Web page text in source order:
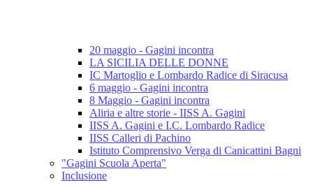
20 maggio - Gagini incontra
LA SICILIA DELLE DONNE
IC Martoglio e Lombardo Radice di Siracusa
6 maggio - Gagini incontra
8 Maggio - Gagini incontra
Aliria e altre storie - IISS A. Gagini
IISS A. Gagini e I.C. Lombardo Radice
IISS Calleri di Pachino
Istituto Comprensivo Verga di Canicattini Bagni
"Gagini Scuola Aperta"
Inclusione